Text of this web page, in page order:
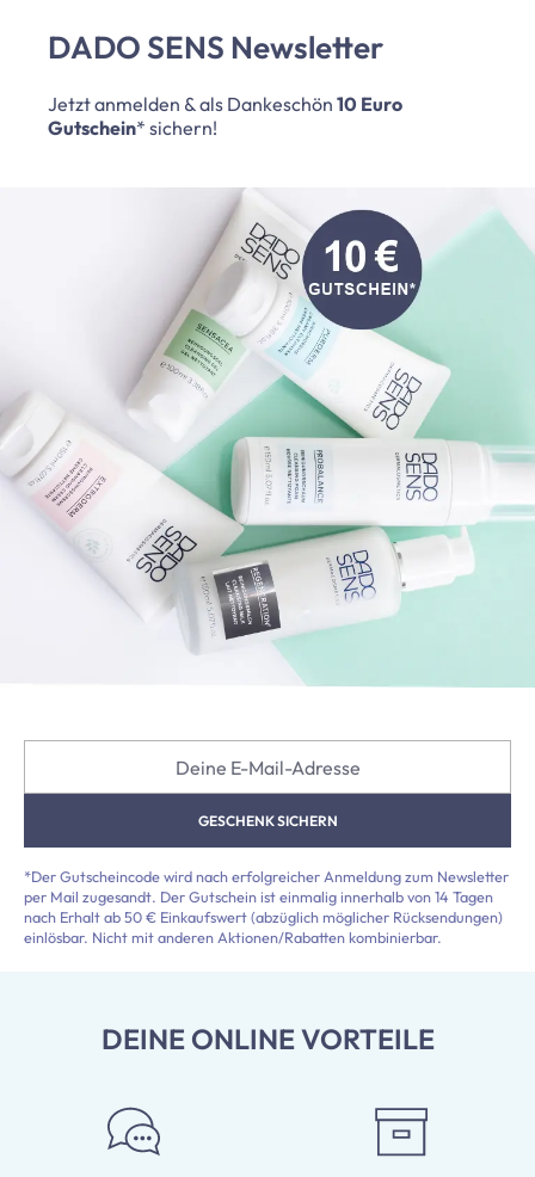
DADO SENS Newsletter
Jetzt anmelden & als Dankeschön 10 Euro
Gutschein* sichern!
GESCHENK SICHERN
*Der Gutscheincode wird nach erfolgreicher Anmeldung zum Newsletter
per Mail zugesandt. Der Gutschein ist einmalig innerhalb von 14 Tagen
nach Erhalt ab 50 € Einkaufswert (abzüglich möglicher Rücksendungen)
einlösbar. Nicht mit anderen Aktionen/Rabatten kombinierbar.
DEINE ONLINE VORTEILE